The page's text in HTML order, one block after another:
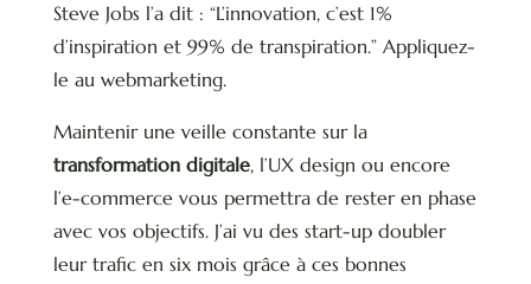
Steve Jobs l’a dit : “L’innovation, c’est 1%
d’inspiration et 99% de transpiration.” Appliquez-
le au webmarketing.
Maintenir une veille constante sur la
transformation digitale, l’UX design ou encore
l’e-commerce vous permettra de rester en phase
avec vos objectifs. J’ai vu des start-up doubler
leur trafic en six mois grâce à ces bonnes